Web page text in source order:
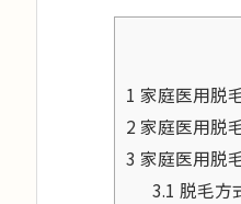
1 家庭医用脱
2 家庭医用脱
3 家庭医用脱
3.1 脱毛方